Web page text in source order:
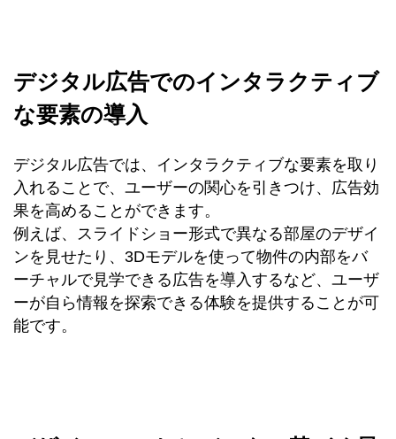
デジタル広告でのインタラクティブ
な要素の導入
デジタル広告では、インタラクティブな要素を取り
入れることで、ユーザーの関心を引きつけ、広告効
果を高めることができます。
例えば、スライドショー形式で異なる部屋のデザイ
ンを見せたり、3Dモデルを使って物件の内部をバ
ーチャルで見学できる広告を導入するなど、ユーザ
ーが自ら情報を探索できる体験を提供することが可
能です。